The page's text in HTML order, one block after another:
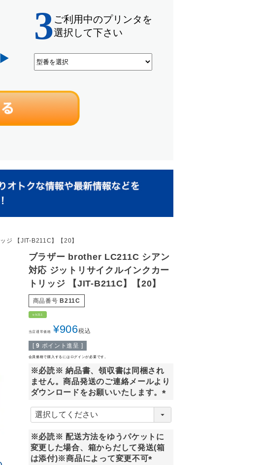
ジ 【JIT-B211C】【20】
ブラザー brother LC211C シアン
対応 ジットリサイクルインクカー
トリッジ 【JIT-B211C】【20】
商品番号 B211C
s-b211
当店通常価格 ¥906税込
[ 9 ポイント進呈 ]
会員価格で購入するにはログインが必要です。
※必読※ 納品書、領収書は同梱され
ません。商品発送のご連絡メールより
ダウンロードをお願いいたします。
(
必
)
※必読※ 配送方法をゆうパケットに
変更した場合、箱からだして発送(箱
は添付)※商品によって変更不可